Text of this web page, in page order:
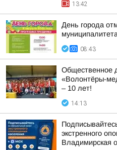
13:42
День города
08:43
Общественное
«Волонтёры-
– 10 лет!
14:13
экстренного
Владимирская